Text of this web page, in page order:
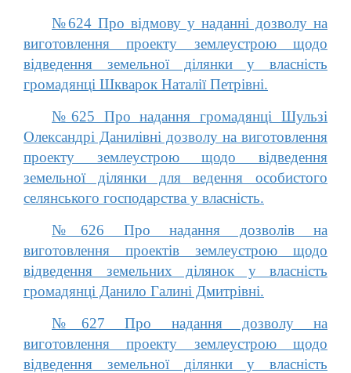
№624 Про відмову у наданні дозволу на
виготовлення проекту землеустрою щодо
відведення земельної ділянки у власність
громадянці Шкварок Наталії Петрівні.
№625 Про надання громадянці Шульзі
Олександрі Данилівні дозволу на виготовлення
проекту землеустрою щодо відведення
земельної ділянки для ведення особистого
селянського господарства у власність.
№626 Про надання дозволів на
виготовлення проектів землеустрою щодо
відведення земельних ділянок у власність
громадянці Данило Галині Дмитрівні.
№627 Про надання дозволу на
виготовлення проекту землеустрою щодо
відведення земельної ділянки у власність